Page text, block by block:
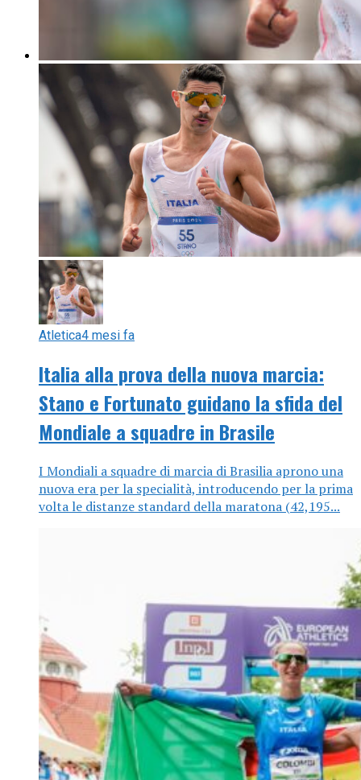
Atletica4 mesi fa
Italia alla prova della nuova marcia:
Stano e Fortunato guidano la sfida del
Mondiale a squadre in Brasile
I Mondiali a squadre di marcia di Brasilia aprono una
nuova era per la specialità, introducendo per la prima
volta le distanze standard della maratona (42,195...